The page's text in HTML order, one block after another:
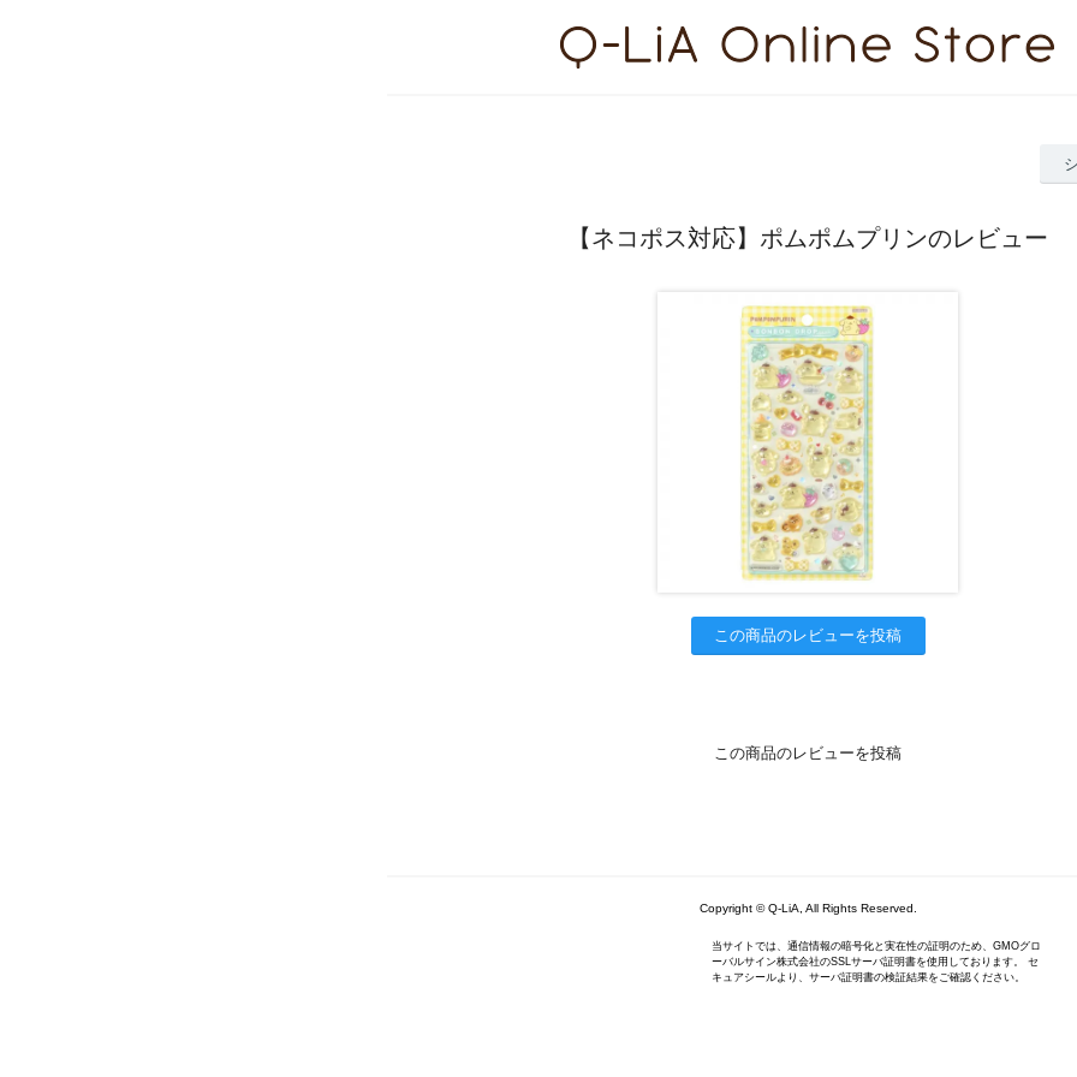
【ネコポス対応】ポムポムプリンのレビュー
この商品のレビューを投稿
この商品のレビューを投稿
Copyright © Q-LiA, All Rights Reserved.
当サイトでは、通信情報の暗号化と実在性の証明のため、GMOグロ
ーバルサイン株式会社のSSLサーバ証明書を使用しております。 セ
キュアシールより、サーバ証明書の検証結果をご確認ください。